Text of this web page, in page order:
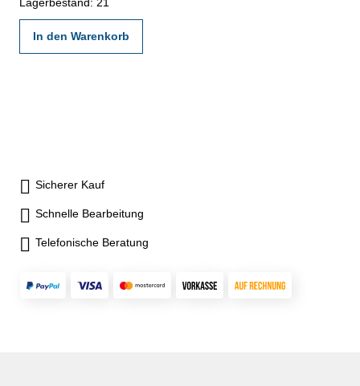
In den Warenkorb
Sicherer Kauf
Schnelle Bearbeitung
Telefonische Beratung